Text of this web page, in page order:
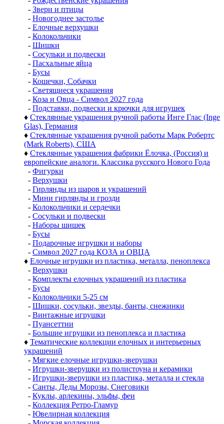
- Звери и птицы
- Новогоднее застолье
- Елочные верхушки
- Колокольчики
- Шишки
- Сосульки и подвески
- Пасхальные яйца
- Бусы
- Кошечки, Собачки
- Светящиеся украшения
- Коза и Овца - Символ 2027 года
- Подставки, подвески и крючки для игрушек
♦ Стеклянные украшения ручной работы Инге Глас (Inge
Glas), Германия
♦ Стеклянные украшения ручной работы Марк Робертс
(Mark Roberts), США
♦ Стеклянные украшения фабрики Ёлочка, (Россия) и
европейские аналоги. Классика русского Нового Года
- Фигурки
- Верхушки
- Гирлянды из шаров и украшений
- Мини гирлянды и грозди
- Колокольчики и сердечки
- Сосульки и подвески
- Наборы шишек
- Бусы
- Подарочные игрушки и наборы
- Символ 2027 года КОЗА и ОВЦА
♦ Елочные игрушки из пластика, металла, пеноплекса
- Верхушки
- Комплекты елочных украшений из пластика
- Бусы
- Колокольчики 5-25 см
- Шишки, сосульки, звезды, банты, снежинки
- Винтажные игрушки
- Пуансеттии
- Большие игрушки из пеноплекса и пластика
♦ Тематические коллекции елочных и интерьерных
украшений
- Мягкие елочные игрушки-зверушки
- Игрушки-зверушки из полистоуна и керамики
- Игрушки-зверушки из пластика, металла и стекла
- Санты, Деды Морозы, Снеговики
- Куклы, арлекины, эльфы, феи
- Коллекция Ретро-Гламур
- Ювелирная коллекция